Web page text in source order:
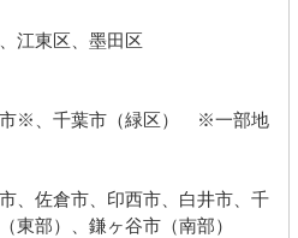
江東区、墨田区
※、千葉市（緑区） ※一部地
、佐倉市、印西市、白井市、千
東部）、鎌ヶ谷市（南部）